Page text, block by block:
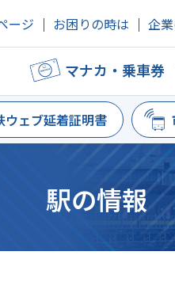
ージ お困りの時は 企
マナカ・乗車券
ウェブ延着証明書
駅の情報